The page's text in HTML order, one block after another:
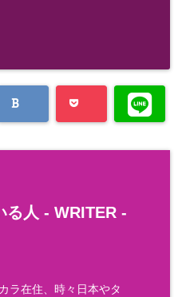
る人 - WRITER -
ラ在住、時々日本やタ